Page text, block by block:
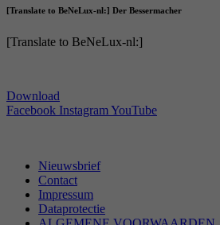
[Translate to BeNeLux-nl:] Der Bessermacher
[Translate to BeNeLux-nl:]
Download
Facebook InstagramYouTube
Nieuwsbrief
Contact
Impressum
Dataprotectie